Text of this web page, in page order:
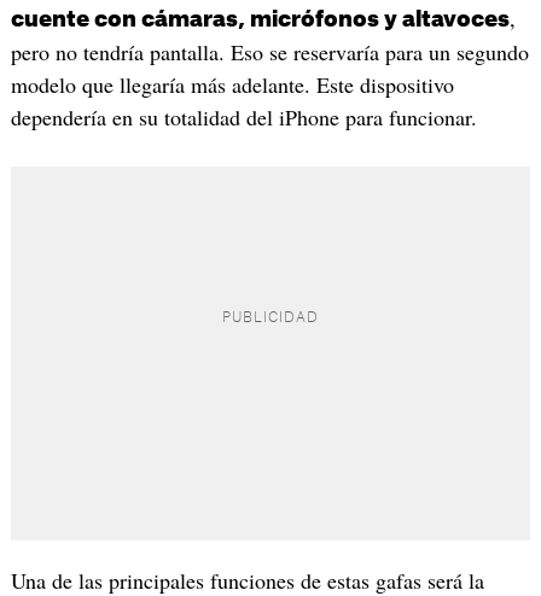
cuente con cámaras, micrófonos y altavoces,
pero no tendría pantalla. Eso se reservaría para un segundo
modelo que llegaría más adelante. Este dispositivo
dependería en su totalidad del iPhone para funcionar.
Una de las principales funciones de estas gafas será la